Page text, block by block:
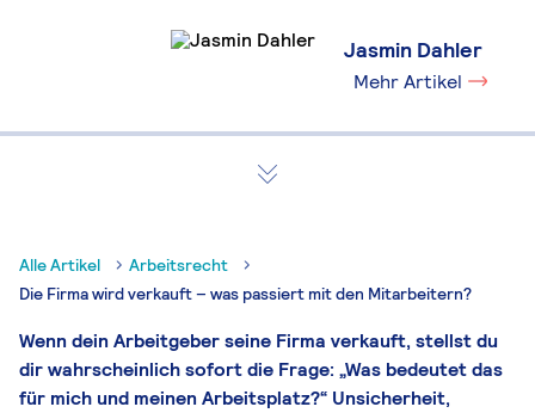
Jasmin Dahler
Mehr Artikel
Alle Artikel
Arbeitsrecht
Die Firma wird verkauft – was passiert mit den Mitarbeitern?
Wenn dein Arbeitgeber seine Firma verkauft, stellst du
dir wahrscheinlich sofort die Frage: „Was bedeutet das
für mich und meinen Arbeitsplatz?“ Unsicherheit,